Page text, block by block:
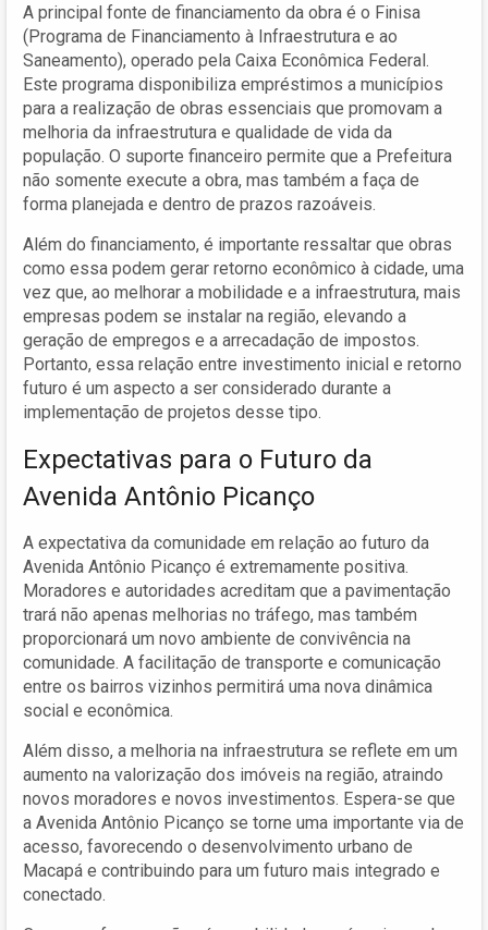
A principal fonte de financiamento da obra é o Finisa
(Programa de Financiamento à Infraestrutura e ao
Saneamento), operado pela Caixa Econômica Federal.
Este programa disponibiliza empréstimos a municípios
para a realização de obras essenciais que promovam a
melhoria da infraestrutura e qualidade de vida da
população. O suporte financeiro permite que a Prefeitura
não somente execute a obra, mas também a faça de
forma planejada e dentro de prazos razoáveis.
Além do financiamento, é importante ressaltar que obras
como essa podem gerar retorno econômico à cidade, uma
vez que, ao melhorar a mobilidade e a infraestrutura, mais
empresas podem se instalar na região, elevando a
geração de empregos e a arrecadação de impostos.
Portanto, essa relação entre investimento inicial e retorno
futuro é um aspecto a ser considerado durante a
implementação de projetos desse tipo.
Expectativas para o Futuro da
Avenida Antônio Picanço
A expectativa da comunidade em relação ao futuro da
Avenida Antônio Picanço é extremamente positiva.
Moradores e autoridades acreditam que a pavimentação
trará não apenas melhorias no tráfego, mas também
proporcionará um novo ambiente de convivência na
comunidade. A facilitação de transporte e comunicação
entre os bairros vizinhos permitirá uma nova dinâmica
social e econômica.
Além disso, a melhoria na infraestrutura se reflete em um
aumento na valorização dos imóveis na região, atraindo
novos moradores e novos investimentos. Espera-se que
a Avenida Antônio Picanço se torne uma importante via de
acesso, favorecendo o desenvolvimento urbano de
Macapá e contribuindo para um futuro mais integrado e
conectado.